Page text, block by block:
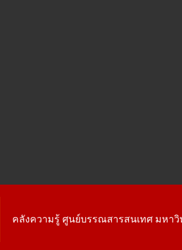
คลังความรู้ ศูนย์บรรณสารสนเทศ มหาวิ